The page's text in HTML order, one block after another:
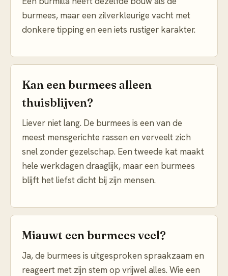
burmees, maar een zilverkleurige vacht met
donkere tipping en een iets rustiger karakter.
Kan een burmees alleen
thuisblijven?
Liever niet lang. De burmees is een van de
meest mensgerichte rassen en verveelt zich
snel zonder gezelschap. Een tweede kat maakt
hele werkdagen draaglijk, maar een burmees
blijft het liefst dicht bij zijn mensen.
Miauwt een burmees veel?
Ja, de burmees is uitgesproken spraakzaam en
reageert met zijn stem op vrijwel alles. Wie een